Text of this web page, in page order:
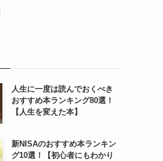
人生に一度は読んでおくべき
おすすめ本ランキング80選！
【人生を変えた本】
新NISAのおすすめ本ランキン
グ10選！【初心者にもわかり